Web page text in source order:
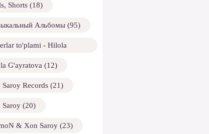
Shorts (18)
Альбомы (95)
to'plami - Hilola
(13)
G'ayratova (12)
Saroy Records (21)
Saroy (20)
& Xon Saroy (23)